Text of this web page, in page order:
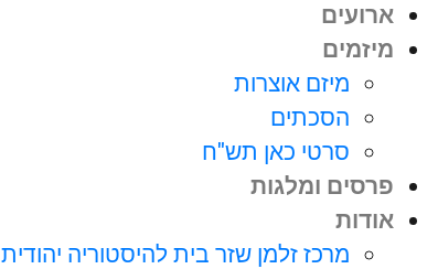
ארועים
מיזמים
מיזם אוצרות
הסכתים
סרטי כאן תש"ח
פרסים ומלגות
אודות
מרכז זלמן שזר בית להיסטוריה יהודית